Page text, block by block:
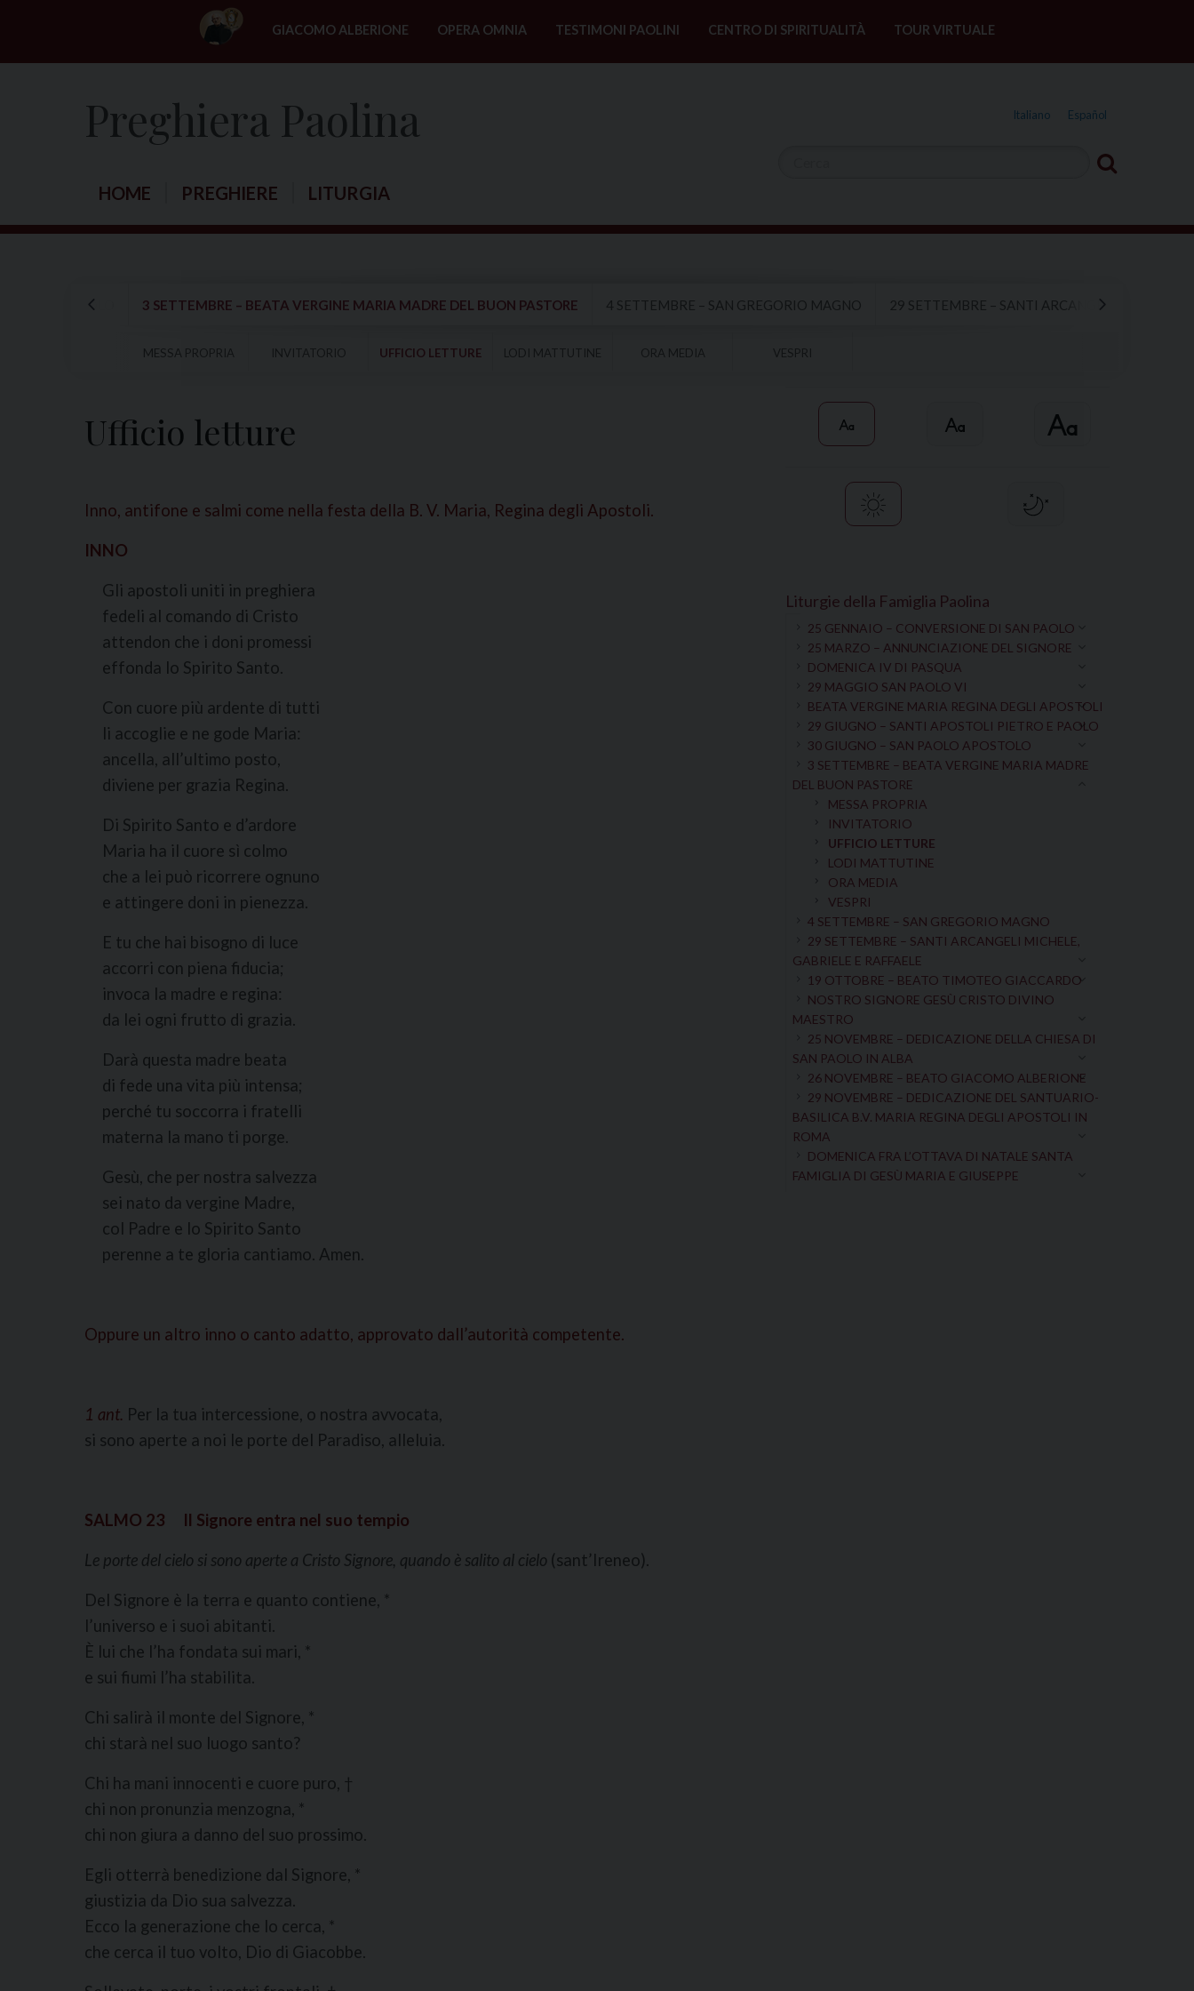
i
t
GIACOMO ALBERIONE OPERA OMNIA TESTIMONI PAOLINI CENTRO DI SPIRITUALITÀ TOUR VIRTUALE
Italiano Español
Preghiera Paolina
HOME PREGHIERE LITURGIA
APOSTOLO 3 SETTEMBRE – BEATA VERGINE MARIA MADRE DEL BUON PASTORE 4 SETTEMBRE – SAN GREGORIO MAGNO 29 SETTEMBRE – SANTI ARCANGELI MICHELE,
MESSA PROPRIA INVITATORIO UFFICIO LETTURE LODI MATTUTINE ORA MEDIA VESPRI
Ufficio letture
Inno, antifone e salmi come nella festa della B. V. Maria, Regina degli Apostoli.
INNO
Gli apostoli uniti in preghiera
fedeli al comando di Cristo
attendon che i doni promessi
effonda lo Spirito Santo.
Con cuore più ardente di tutti
li accoglie e ne gode Maria:
ancella, all’ultimo posto,
diviene per grazia Regina.
Di Spirito Santo e d’ardore
Maria ha il cuore sì colmo
che a lei può ricorrere ognuno
e attingere doni in pienezza.
E tu che hai bisogno di luce
accorri con piena fiducia;
invoca la madre e regina:
da lei ogni frutto di grazia.
Darà questa madre beata
di fede una vita più intensa;
perché tu soccorra i fratelli
materna la mano ti porge.
Gesù, che per nostra salvezza
sei nato da vergine Madre,
col Padre e lo Spirito Santo
perenne a te gloria cantiamo. Amen.
Oppure un altro inno o canto adatto, approvato dall’autorità competente.
1 ant. Per la tua intercessione, o nostra avvocata,
si sono aperte a noi le porte del Paradiso, alleluia.
SALMO 23 Il Signore entra nel suo tempio
Le porte del cielo si sono aperte a Cristo Signore, quando è salito al cielo (sant’Ireneo).
Del Signore è la terra e quanto contiene, *
l’universo e i suoi abitanti.
È lui che l’ha fondata sui mari, *
e sui fiumi l’ha stabilita.
Chi salirà il monte del Signore, *
chi starà nel suo luogo santo?
Chi ha mani innocenti e cuore puro, †
chi non pronunzia menzogna, *
chi non giura a danno del suo prossimo.
Egli otterrà benedizione dal Signore, *
giustizia da Dio sua salvezza.
Ecco la generazione che lo cerca, *
che cerca il tuo volto, Dio di Giacobbe.
Liturgie della Famiglia Paolina
25 GENNAIO – CONVERSIONE DI SAN PAOLO
25 MARZO – ANNUNCIAZIONE DEL SIGNORE
DOMENICA IV DI PASQUA
29 MAGGIO SAN PAOLO VI
BEATA VERGINE MARIA REGINA DEGLI APOSTOLI
29 GIUGNO – SANTI APOSTOLI PIETRO E PAOLO
30 GIUGNO – SAN PAOLO APOSTOLO
3 SETTEMBRE – BEATA VERGINE MARIA MADRE
DEL BUON PASTORE
MESSA PROPRIA
INVITATORIO
UFFICIO LETTURE
LODI MATTUTINE
ORA MEDIA
VESPRI
4 SETTEMBRE – SAN GREGORIO MAGNO
29 SETTEMBRE – SANTI ARCANGELI MICHELE,
GABRIELE E RAFFAELE
19 OTTOBRE – BEATO TIMOTEO GIACCARDO
NOSTRO SIGNORE GESÙ CRISTO DIVINO
MAESTRO
25 NOVEMBRE – DEDICAZIONE DELLA CHIESA DI
SAN PAOLO IN ALBA
26 NOVEMBRE – BEATO GIACOMO ALBERIONE
29 NOVEMBRE – DEDICAZIONE DEL SANTUARIO-
BASILICA B.V. MARIA REGINA DEGLI APOSTOLI IN
ROMA
DOMENICA FRA L’OTTAVA DI NATALE SANTA
FAMIGLIA DI GESÙ MARIA E GIUSEPPE